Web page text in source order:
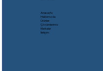
Anasayfa
Hakkımızda
Ürünler
Çözümlerimiz
Markalar
İletişim